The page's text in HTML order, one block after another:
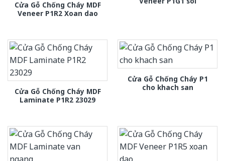
Cửa Gỗ Chống Cháy MDF
Veneer P1R2 Xoan dao
Cửa Gỗ Chống Cháy MDF
Laminate P1R2 23029
Cửa Gỗ Chống Cháy P1
cho khach san